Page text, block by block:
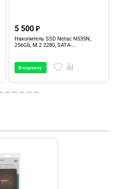
5 500
Накопитель SSD Netac N535N,
256Gb, M.2 2280, SATA-...
В корзину